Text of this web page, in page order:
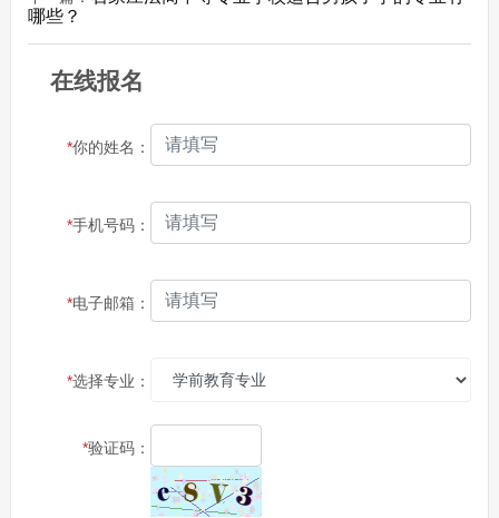
哪些？
在线报名
*你的姓名：
*手机号码：
*电子邮箱：
*选择专业：
*验证码：